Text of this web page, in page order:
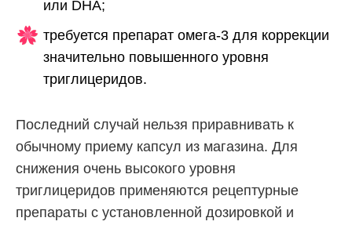
или DHA;
требуется препарат омега-3 для коррекции
значительно повышенного уровня
триглицеридов.
Последний случай нельзя приравнивать к
обычному приему капсул из магазина. Для
снижения очень высокого уровня
триглицеридов применяются рецептурные
препараты с установленной дозировкой и